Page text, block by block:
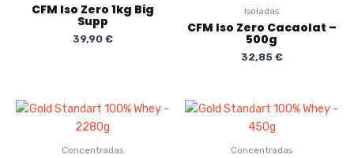
CFM Iso Zero 1kg Big
Supp
39,90 €
Isoladas
CFM Iso Zero Cacaolat –
500g
32,85 €
Concentradas Concentradas